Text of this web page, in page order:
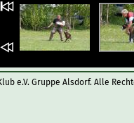
e.V. Gruppe Alsdorf. Alle